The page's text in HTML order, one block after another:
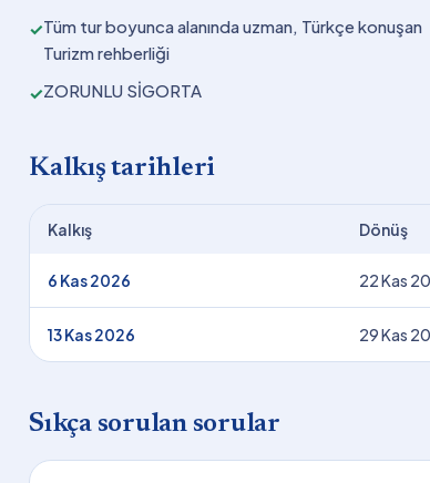
✓Tüm tur boyunca alanında uzman, Türkçe konuşan
Turizm rehberliği
✓ZORUNLU SİGORTA
Kalkış tarihleri
Kalkış Dönüş
6 Kas 2026 22 Kas
13 Kas 2026 29 Kas
Sıkça sorulan sorular